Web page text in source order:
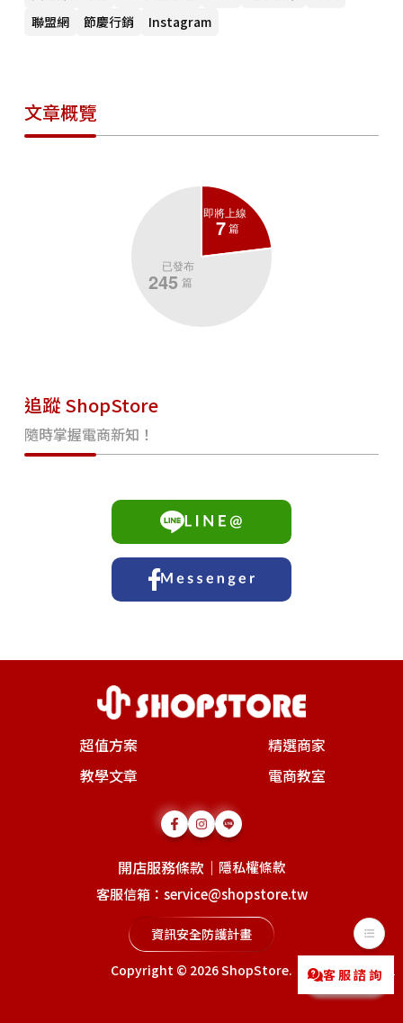
聯盟網
節慶行銷 Instagram
文章概覽
追蹤 ShopStore
隨時掌握電商新知！
超值方案
精選商家
教學文章
電商教室
開店服務條款 ｜ 隱私權條款
客服信箱：service@shopstore.tw
資訊安全防護計畫
Copyright © 2026ShopStore. 客服諮詢
Messenger
LINE@